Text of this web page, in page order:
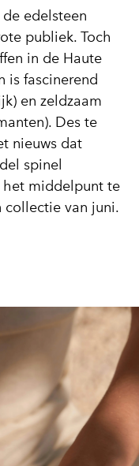
edelsteen
publiek. Toch
in de Haute
is fascinerend
en zeldzaam
Des te
nieuws dat
spinel
middelpunt te
van juni.